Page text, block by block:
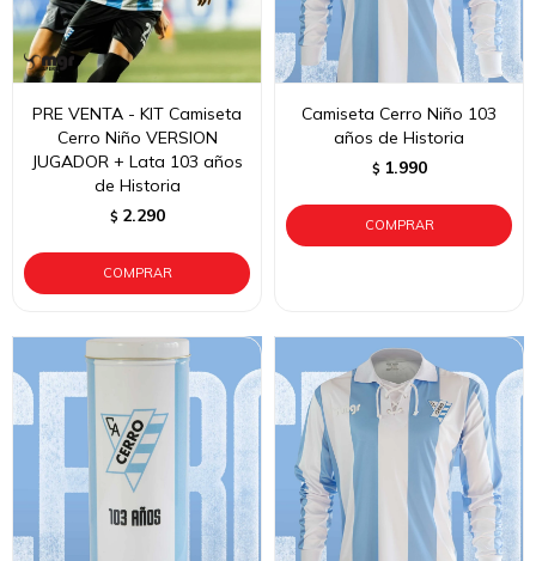
PRE VENTA - KIT Camiseta
Cerro Niño VERSION
JUGADOR + Lata 103 años
de Historia
$ 2.290
Camiseta Cerro Niño 103
años de Historia
$ 1.990